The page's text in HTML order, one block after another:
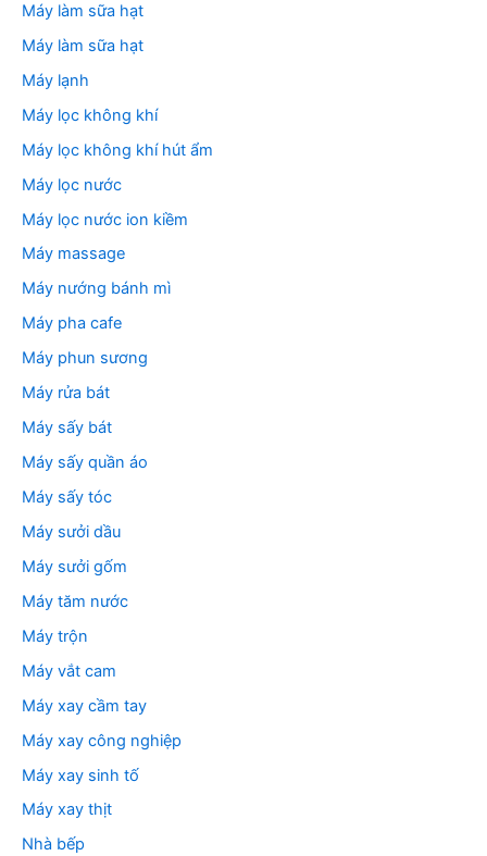
Máy làm sữa hạt
Máy làm sữa hạt
Máy lạnh
Máy lọc không khí
Máy lọc không khí hút ẩm
Máy lọc nước
Máy lọc nước ion kiềm
Máy massage
Máy nướng bánh mì
Máy pha cafe
Máy phun sương
Máy rửa bát
Máy sấy bát
Máy sấy quần áo
Máy sấy tóc
Máy sưởi dầu
Máy sưởi gốm
Máy tăm nước
Máy trộn
Máy vắt cam
Máy xay cầm tay
Máy xay công nghiệp
Máy xay sinh tố
Máy xay thịt
Nhà bếp